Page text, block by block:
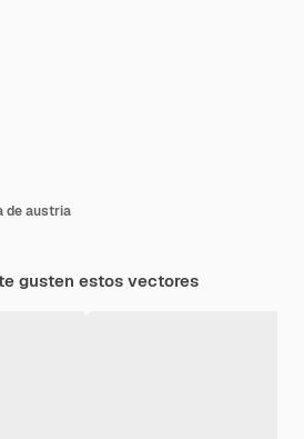
de austria
gusten estos vectores